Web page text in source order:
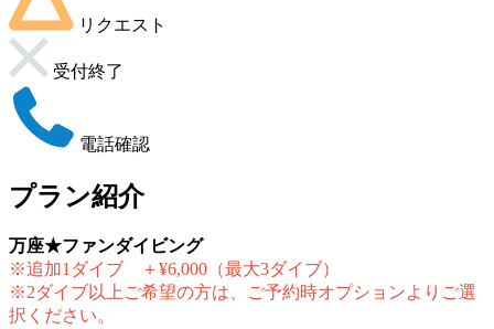
リクエスト
受付終了
電話確認
プラン紹介
万座★ファンダイビング
※追加1ダイブ ＋¥6,000（最大3ダイブ）
※2ダイブ以上ご希望の方は、ご予約時オプションよりご選
択ください。